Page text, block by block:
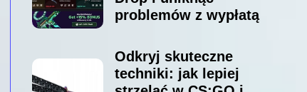
problemów z wypłatą
Odkryj skuteczne
techniki: jak lepiej